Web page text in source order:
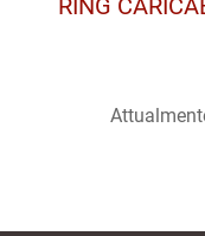
RING